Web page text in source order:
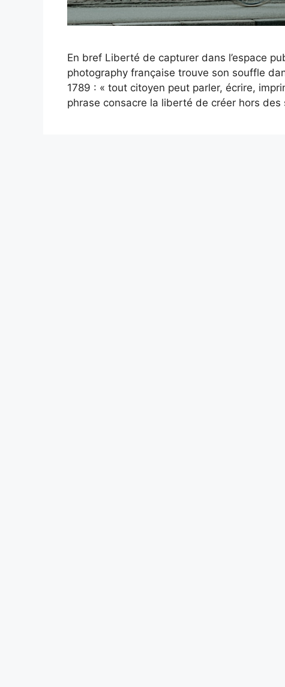
En bref Liberté de capturer dans l’espace
photography française trouve son souffle
1789 : « tout citoyen peut parler, écrire,
phrase consacre la liberté de créer hors